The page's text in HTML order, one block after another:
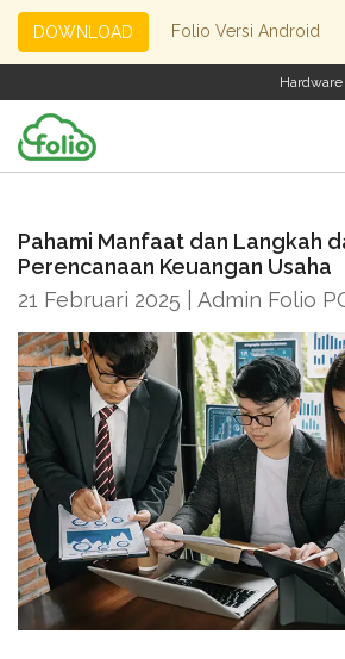
DOWNLOAD Folio Versi Android
Hardware
Pahami Manfaat dan Langkah
Perencanaan Keuangan Usaha
21 Februari 2025 | Admin Folio